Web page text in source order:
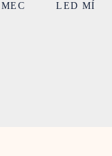
LED MÍ